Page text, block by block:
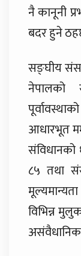
नै कानूनी
बदर हुने
सङ्घीय
नेपालको
आधारभूत
संविधानको
८५ तथा
विभिन्न